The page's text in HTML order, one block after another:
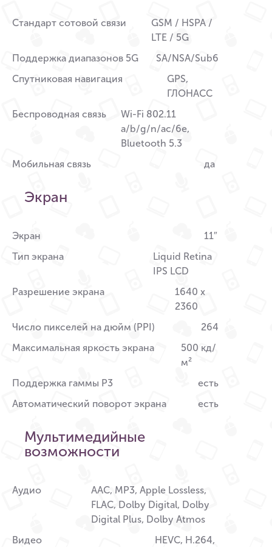
Стандарт сотовой связи
GSM / HSPA /
LTE / 5G
Поддержка диапазонов 5G
SA/NSA/Sub6
Спутниковая навигация
GPS,
ГЛОНАСС
Беспроводная связь
Wi-Fi 802.11
a/b/g/n/ac/6e,
Bluetooth 5.3
Мобильная связь
да
Экран
Экран
11″
Тип экрана
Liquid Retina
IPS LCD
Разрешение экрана
1640 x
2360
Число пикселей на дюйм (PPI)
264
Максимальная яркость экрана
500 кд/
м²
Поддержка гаммы P3
есть
Автоматический поворот экрана
есть
Мультимедийные
возможности
Аудио
AAC, MP3, Apple Lossless,
FLAC, Dolby Digital, Dolby
Digital Plus, Dolby Atmos
Видео
HEVC, H.264,